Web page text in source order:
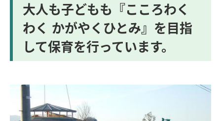
大人も子どもも『こころわく
わく かがやくひとみ』を目指
して保育を行っています。